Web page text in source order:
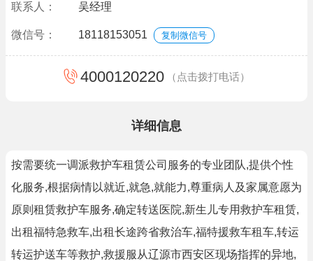
联系人： 吴经理
微信号： 18118153051 复制微信号
4000120220 （点击拨打电话）
详细信息
按需要统一调派救护车租赁公司服务的专业团队,提供个性
化服务,根据病情以就近,就急,就能力,尊重病人及家属意愿为
原则租赁救护车服务,确定转送医院,新生儿专用救护车租赁,
出租福特急救车,出租长途跨省救治车,福特援救车租车,转运
转运护送车等救护,救援服从辽源市西安区现场指挥的异地,